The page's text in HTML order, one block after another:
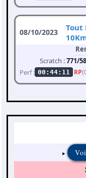
08/10/2023
Tout
Scratch :771/
Perf : 00:44:11 RP